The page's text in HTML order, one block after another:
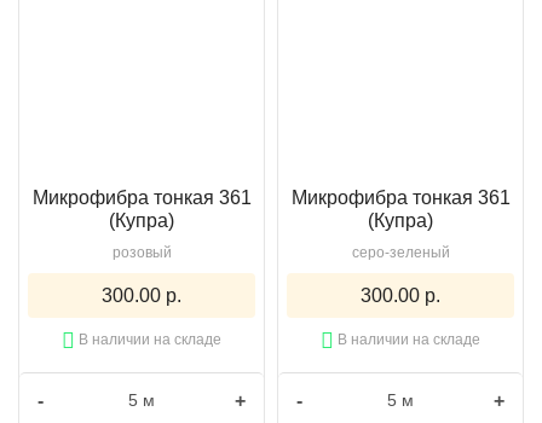
Микрофибра тонкая 361
(Купра)
розовый
300.00 р.
В наличии на складе
- +
Микрофибра тонкая 361
(Купра)
серо-зеленый
300.00 р.
В наличии на складе
- +